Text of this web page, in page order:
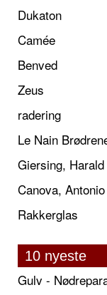
Dukaton
Camée
Benved
Zeus
radering
Le Nain
Giersing, Harald
Canova, Antonio
Rakkerglas
10 nyeste
Gulv -